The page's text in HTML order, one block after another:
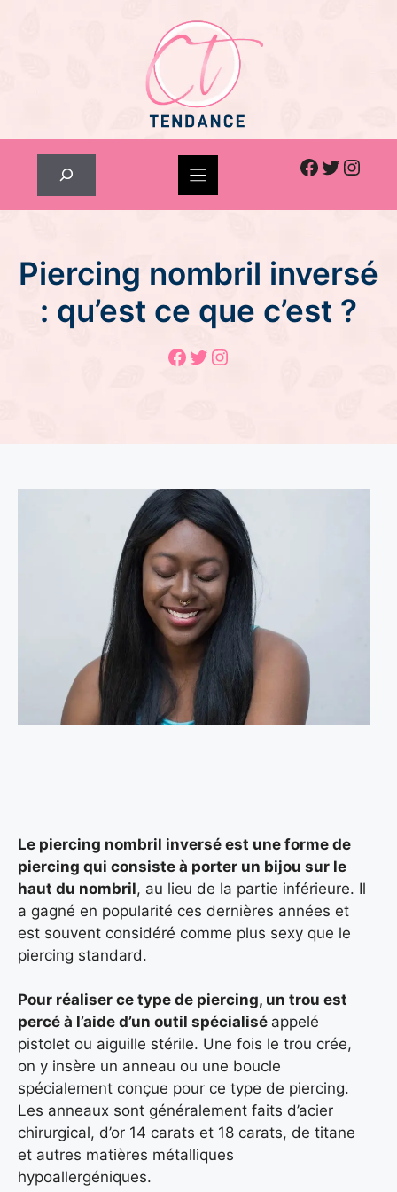
Facebook
Twitter
Piercing nombril inversé
: qu’est ce que c’est ?
Facebook
Twitter
Instagram
Le piercing nombril inversé est une forme de
piercing qui consiste à porter un bijou sur le
haut du nombril, au lieu de la partie inférieure. Il
a gagné en popularité ces dernières années et
est souvent considéré comme plus sexy que le
piercing standard.
Pour réaliser ce type de piercing, un trou est
percé à l’aide d’un outil spécialisé appelé
pistolet ou aiguille stérile. Une fois le trou crée,
on y insère un anneau ou une boucle
spécialement conçue pour ce type de piercing.
Les anneaux sont généralement faits d’acier
chirurgical, d’or 14 carats et 18 carats, de titane
et autres matières métalliques
hypoallergéniques.